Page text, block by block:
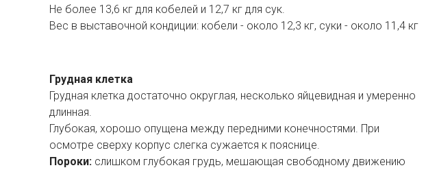
Не более 13,6 кг для кобелей и 12,7 кг для сук.
Вес в выставочной кондиции: кобели - около 12,3 кг, суки - около 11,4 кг
Грудная клетка
Грудная клетка достаточно округлая, несколько яйцевидная и умеренно
длинная.
Глубокая, хорошо опущена между передними конечностями. При
осмотре сверху корпус слегка сужается к пояснице.
Пороки: слишком глубокая грудь, мешающая свободному движению